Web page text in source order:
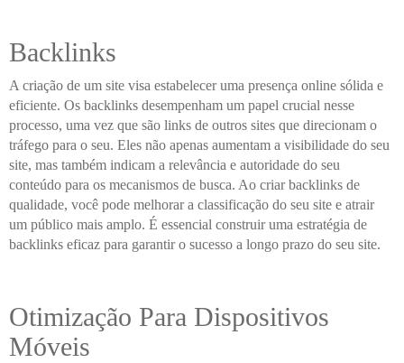
Backlinks
A criação de um site visa estabelecer uma presença online sólida e
eficiente. Os backlinks desempenham um papel crucial nesse
processo, uma vez que são links de outros sites que direcionam o
tráfego para o seu. Eles não apenas aumentam a visibilidade do seu
site, mas também indicam a relevância e autoridade do seu
conteúdo para os mecanismos de busca. Ao criar backlinks de
qualidade, você pode melhorar a classificação do seu site e atrair
um público mais amplo. É essencial construir uma estratégia de
backlinks eficaz para garantir o sucesso a longo prazo do seu site.
Otimização Para Dispositivos
Móveis